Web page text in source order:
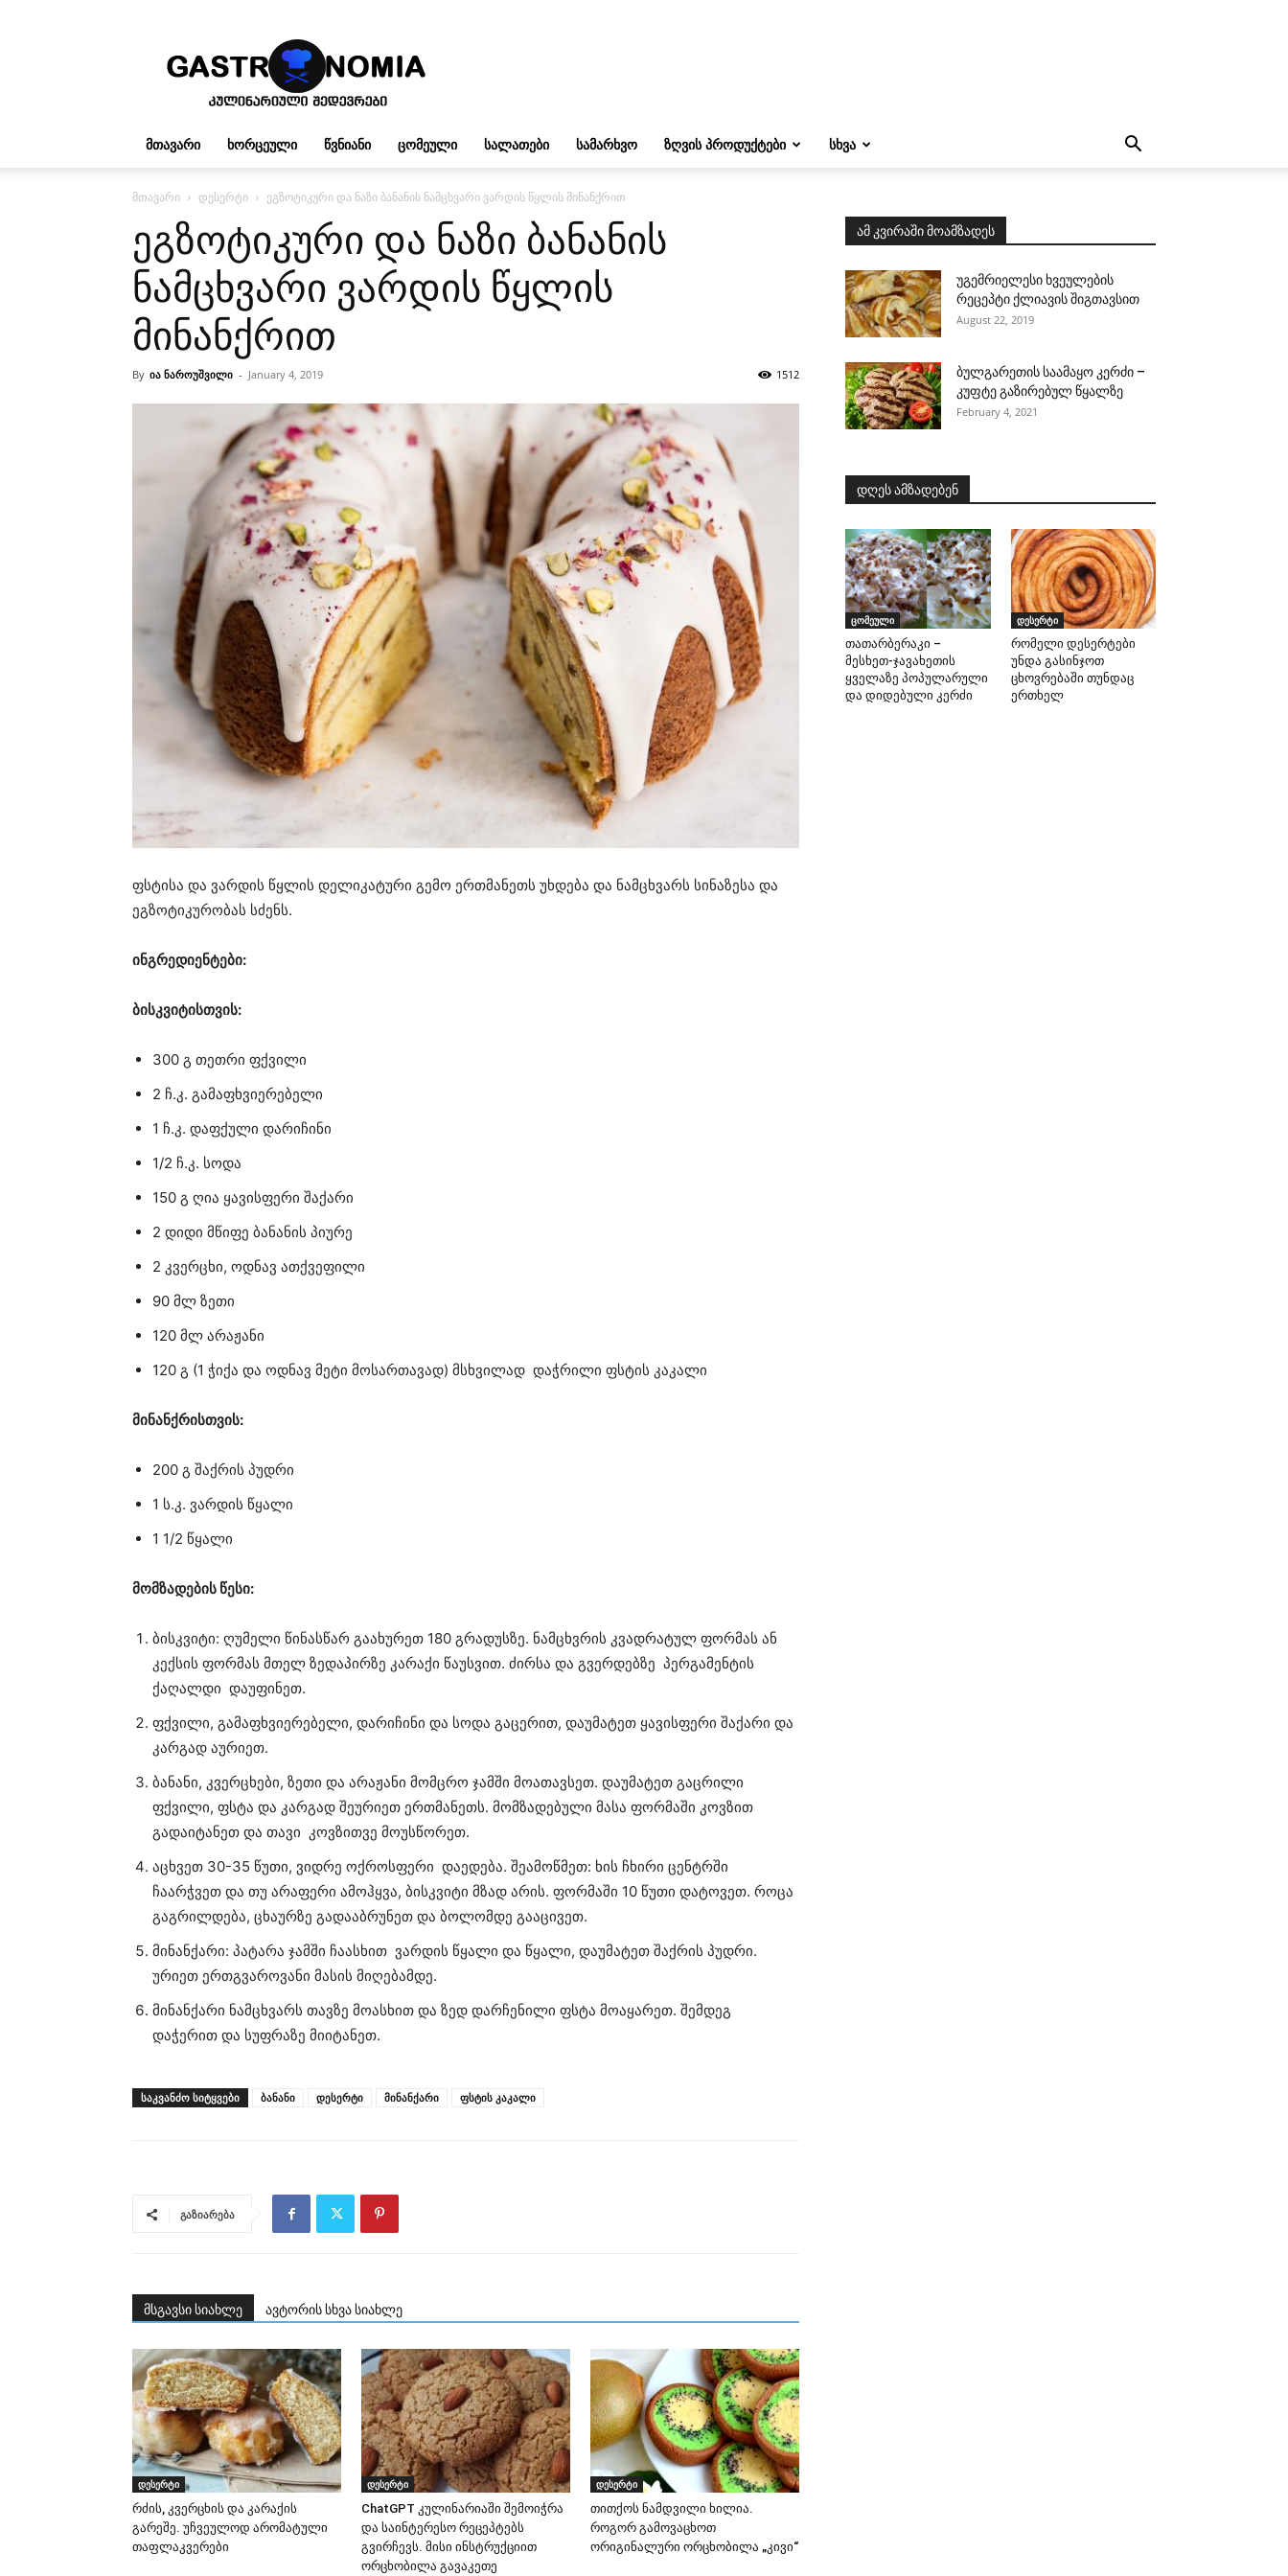
გასტრონომია
ᲛᲗᲐᲕᲐᲠᲘ ᲮᲝᲠᲪᲔᲣᲚᲘ ᲬᲕᲜᲘᲐᲜᲘ ᲪᲝᲛᲔᲣᲚᲘ ᲡᲐᲚᲐᲗᲔᲑᲘ ᲡᲐᲛᲐᲠᲮᲕᲝ ᲖᲦᲕᲘᲡ ᲞᲠᲝᲓᲣᲥᲢᲔᲑᲘ ᲡᲮᲕᲐ
მთავარი დესერტი ეგზოტიკური და ნაზი ბანანის ნამცხვარი ვარდის წყლის მინანქრით
ეგზოტიკური და ნაზი ბანანის
ნამცხვარი ვარდის წყლის
მინანქრით
By ია ნაროუშვილი - January 4, 2019 1512
ფსტისა და ვარდის წყლის დელიკატური გემო ერთმანეთს უხდება და ნამცხვარს სინაზესა და
ეგზოტიკურობას სძენს.
ინგრედიენტები:
ბისკვიტისთვის:
300 გ თეთრი ფქვილი
2 ჩ.კ. გამაფხვიერებელი
1 ჩ.კ. დაფქული დარიჩინი
1/2 ჩ.კ. სოდა
150 გ ღია ყავისფერი შაქარი
2 დიდი მწიფე ბანანის პიურე
2 კვერცხი, ოდნავ ათქვეფილი
90 მლ ზეთი
120 მლ არაჟანი
120 გ (1 ჭიქა და ოდნავ მეტი მოსართავად) მსხვილად დაჭრილი ფსტის კაკალი
მინანქრისთვის:
200 გ შაქრის პუდრი
1 ს.კ. ვარდის წყალი
1 1/2 წყალი
მომზადების წესი:
ბისკვიტი: ღუმელი წინასწარ გაახურეთ 180 გრადუსზე. ნამცხვრის კვადრატულ ფორმას ან
კექსის ფორმას მთელ ზედაპირზე კარაქი წაუსვით. ძირსა და გვერდებზე პერგამენტის
ქაღალდი დაუფინეთ.
ფქვილი, გამაფხვიერებელი, დარიჩინი და სოდა გაცერით, დაუმატეთ ყავისფერი შაქარი და
კარგად აურიეთ.
ბანანი, კვერცხები, ზეთი და არაჟანი მომცრო ჯამში მოათავსეთ. დაუმატეთ გაცრილი
ფქვილი, ფსტა და კარგად შეურიეთ ერთმანეთს. მომზადებული მასა ფორმაში კოვზით
გადაიტანეთ და თავი კოვზითვე მოუსწორეთ.
აცხვეთ 30-35 წუთი, ვიდრე ოქროსფერი დაედება. შეამოწმეთ: ხის ჩხირი ცენტრში
ჩაარჭვეთ და თუ არაფერი ამოჰყვა, ბისკვიტი მზად არის. ფორმაში 10 წუთი დატოვეთ. როცა
გაგრილდება, ცხაურზე გადააბრუნეთ და ბოლომდე გააცივეთ.
მინანქარი: პატარა ჯამში ჩაასხით ვარდის წყალი და წყალი, დაუმატეთ შაქრის პუდრი.
ურიეთ ერთგვაროვანი მასის მიღებამდე.
მინანქარი ნამცხვარს თავზე მოასხით და ზედ დარჩენილი ფსტა მოაყარეთ. შემდეგ
დაჭერით და სუფრაზე მიიტანეთ.
ᲡᲐᲙᲕᲐᲜᲫᲝ ᲡᲘᲢᲧᲕᲔᲑᲘ ბანანი დესერტი მინანქარი ფსტის კაკალი
გაზიარება
მსგავსი სიახლე ავტორის სხვა სიახლე
დესერტი
რძის, კვერცხის და კარაქის
გარეშე. უჩვეულოდ არომატული
თაფლაკვერები
დესერტი
ChatGPT კულინარიაში შემოიჭრა
და საინტერესო რეცეპტებს
გვირჩევს. მისი ინსტრუქციით
ორცხობილა გავაკეთე
დესერტი
თითქოს ნამდვილი ხილია.
როგორ გამოვაცხოთ
ორიგინალური ორცხობილა „კივი“
ამ კვირაში მოამზადეს
უგემრიელესი ხვეულების
რეცეპტი ქლიავის შიგთავსით
August 22, 2019
ბულგარეთის საამაყო კერძი –
კუფტე გაზირებულ წყალზე
February 4, 2021
დღეს ამზადებენ
ცომეული
თათარბერაკი –
მესხეთ-ჯავახეთის
ყველაზე პოპულარული
და დიდებული კერძი
დესერტი
რომელი დესერტები
უნდა გასინჯოთ
ცხოვრებაში თუნდაც
ერთხელ